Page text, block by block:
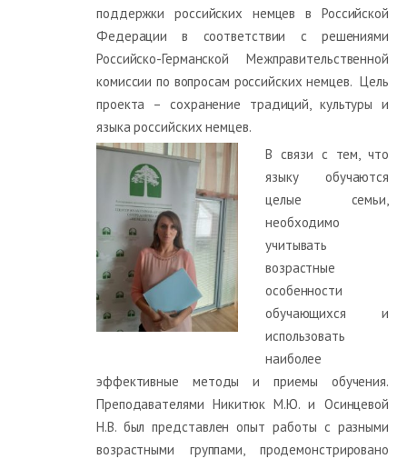
поддержки российских немцев в Российской
Федерации в соответствии с решениями
Российско-Германской Межправительственной
комиссии по вопросам российских немцев. Цель
проекта – сохранение традиций, культуры и
языка российских немцев.
В связи с тем, что
языку обучаются
целые семьи,
необходимо
учитывать
возрастные
особенности
обучающихся и
использовать
наиболее
эффективные методы и приемы обучения.
Преподавателями Никитюк М.Ю. и Осинцевой
Н.В. был представлен опыт работы с разными
возрастными группами, продемонстрировано